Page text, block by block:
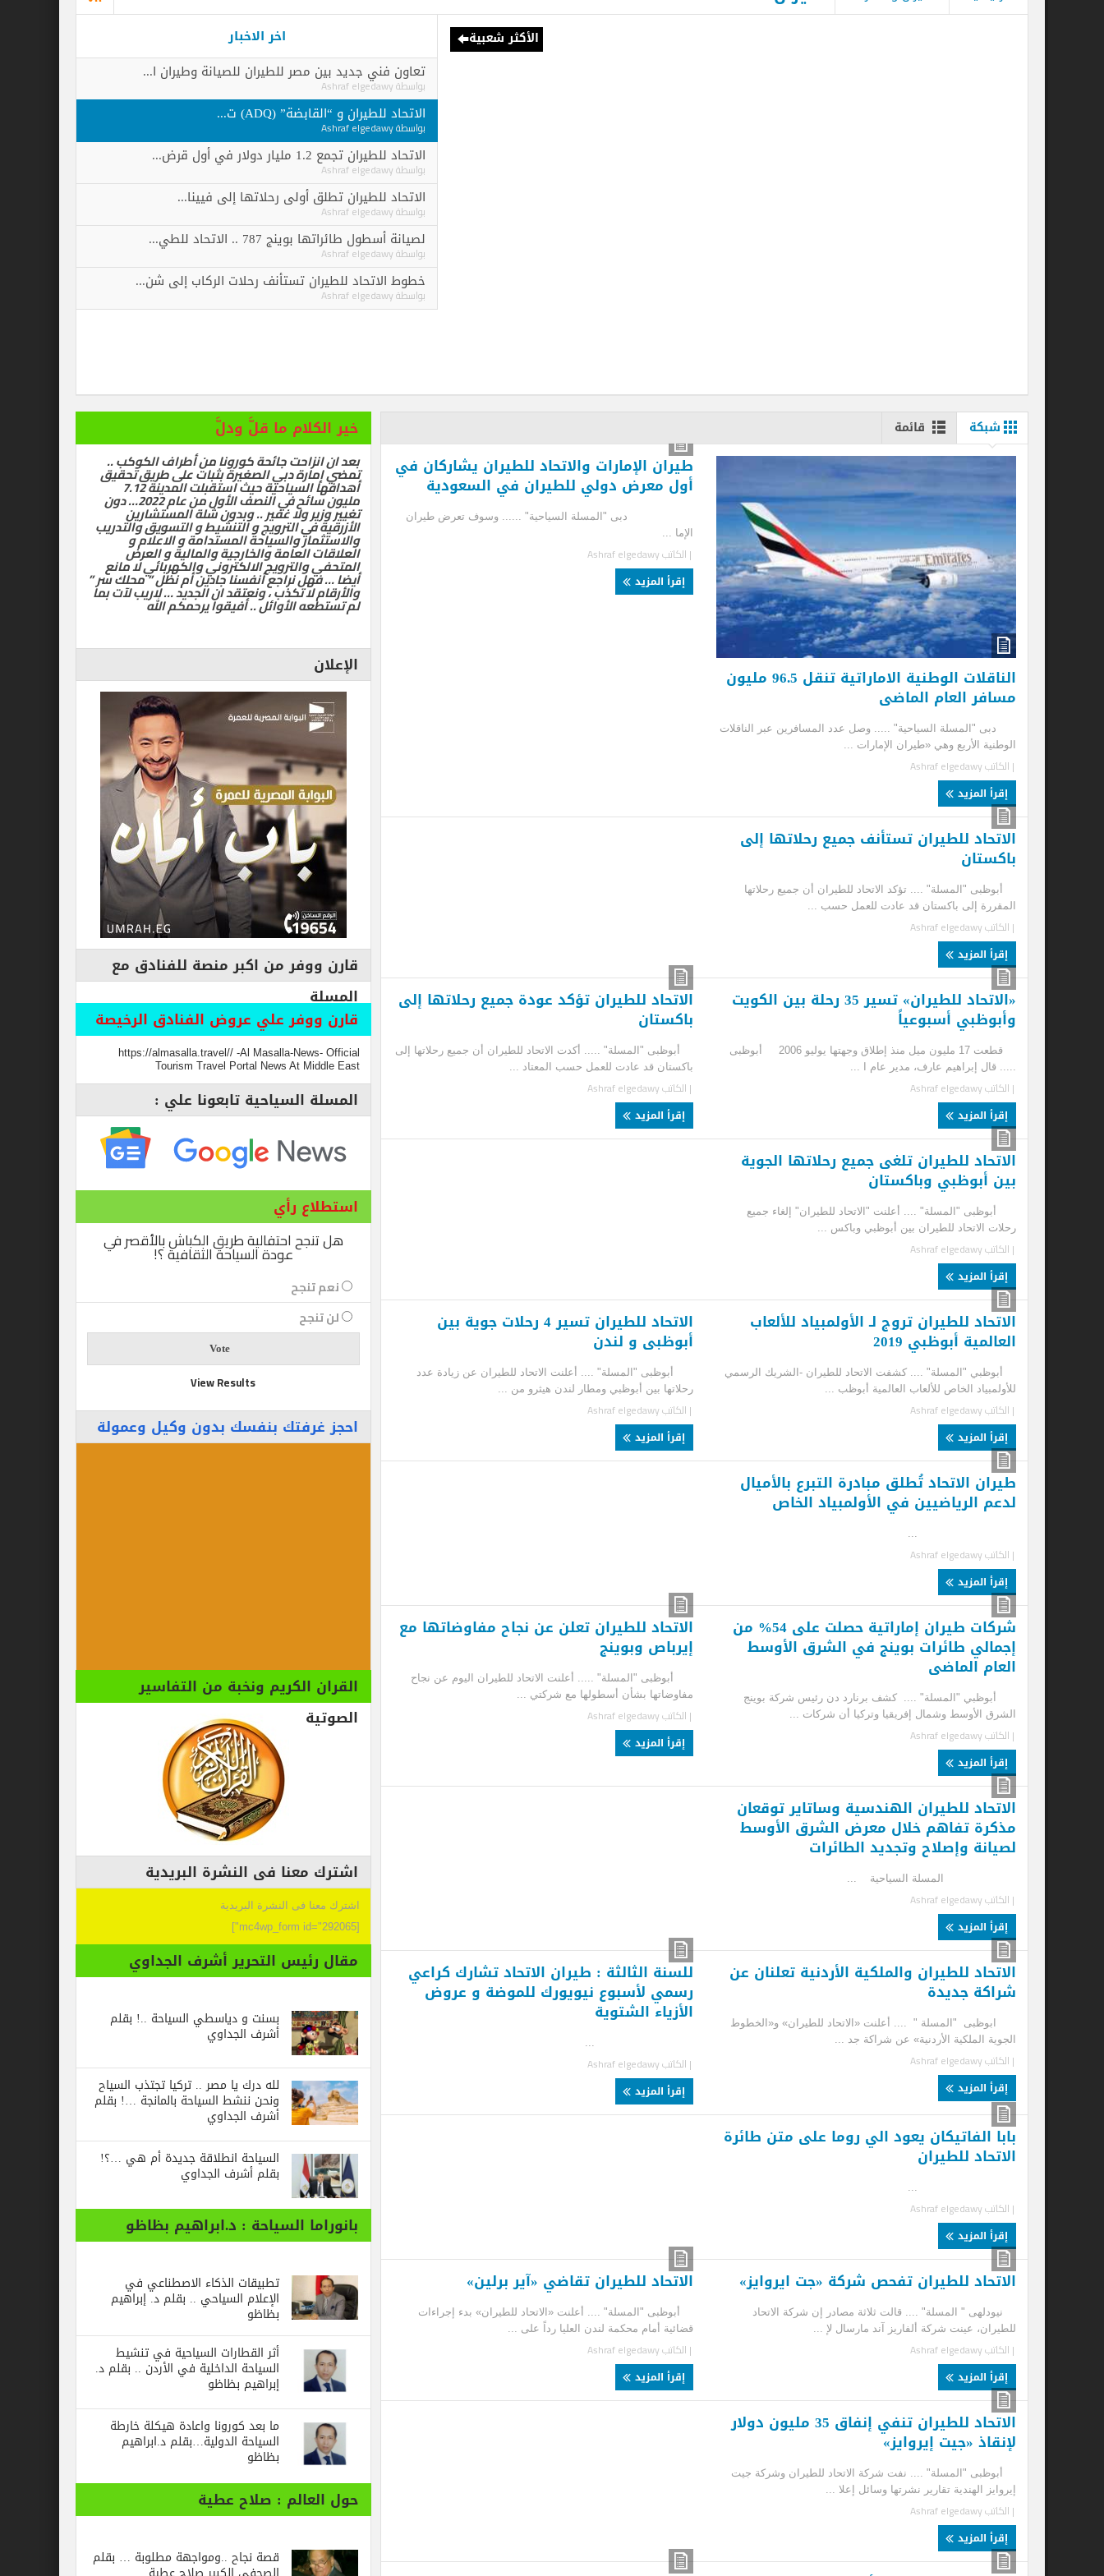
الأكثر شعبية
اخر الاخبار
تعاون فني جديد بين مصر للطيران للصيانة وطيران ا...
Ashraf elgedawy
الاتحاد للطيران و “القابضة” (ADQ) ت...
Ashraf elgedawy
الاتحاد للطيران تجمع 1.2 مليار دولار في أول قرض...
Ashraf elgedawy
Ashraf elgedawy
لصيانة أسطول طائراتها بوينج 787 .. الاتحاد للطي...
Ashraf elgedawy
خطوط الاتحاد للطيران تستأنف رحلات الركاب إلى شن...
Ashraf elgedawy
قائمة
الناقلات الوطنية الاماراتية تنقل 96.5 مليون
مسافر العام الماضى
دبى "المسلة السياحية" ..... وصل عدد المسافرين عبر الناقلات
الوطنية الأربع وهي «طيران الإمارات ...
Ashraf elgedawy
طيران الإمارات والاتحاد للطيران يشاركان في
أول معرض دولي للطيران في السعودية
دبى "المسلة السياحية" ...... وسوف تعرض طيران
الإما ...
| الكاتب Ashraf elgedawy
إقرأ المزيد
الاتحاد للطيران تستأنف جميع رحلاتها إلى
أبوظبى "المسلة" .... تؤكد الاتحاد للطيران أن جميع رحلاتها
المقررة إلى باكستان قد عادت للعمل حسب ...
Ashraf elgedawy
«الاتحاد للطيران» تسير 35 رحلة بين الكويت
وأبوظبي أسبوعياً
قطعت 17 مليون ميل منذ إطلاق وجهتها يوليو 2006 أبوظبى
..... قال إبراهيم عارف، مدير عام ا ...
Ashraf elgedawy
الاتحاد للطيران تؤكد عودة جميع رحلاتها إلى
أبوظبى "المسلة" ..... أكدت الاتحاد للطيران أن جميع رحلاتها إلى
باكستان قد عادت للعمل حسب المعتاد ...
Ashraf elgedawy
الاتحاد للطيران تلغى جميع رحلاتها الجوية
بين أبوظبي وباكستان
أبوظبى "المسلة" .... أعلنت "الاتحاد للطيران" إلغاء جميع
رحلات الاتحاد للطيران بين أبوظبي وباكس ...
Ashraf elgedawy
الاتحاد للطيران تروج لـ الأولمبياد للألعاب
العالمية أبوظبي 2019
أبوظبي "المسلة" .... كشفت الاتحاد للطيران -الشريك الرسمي
للأولمبياد الخاص للألعاب العالمية أبوظب ...
Ashraf elgedawy
الاتحاد للطيران تسير 4 رحلات جوية بين
أبوظبى و لندن
أبوظبى "المسلة" .... أعلنت الاتحاد للطيران عن زيادة عدد
رحلاتها بين أبوظبي ومطار لندن هيثرو من ...
Ashraf elgedawy
طيران الاتحاد تُطلق مبادرة التبرع بالأميال
لدعم الرياضيين في الأولمبياد الخاص
Ashraf elgedawy
شركات طيران إماراتية حصلت على 54% من
إجمالي طائرات بوينج في الشرق الأوسط
العام الماضى
أبوظبي "المسلة" .... كشف برنارد دن رئيس شركة بوينج
الشرق الأوسط وشمال إفريقيا وتركيا أن شركات ...
Ashraf elgedawy
الاتحاد للطيران تعلن عن نجاح مفاوضاتها مع
إيرباص وبوينج
أبوظبى "المسلة" ..... أعلنت الاتحاد للطيران اليوم عن نجاح
مفاوضاتها بشأن أسطولها مع شركتي ...
Ashraf elgedawy
الاتحاد للطيران الهندسية وساتاير توقعان
مذكرة تفاهم خلال معرض الشرق الأوسط
لصيانة وإصلاح وتجديد الطائرات
المسلة السياحية ...
Ashraf elgedawy
الاتحاد للطيران والملكية الأردنية تعلنان عن
شراكة جديدة
ابوظبى "المسلة " .... أعلنت «الاتحاد للطيران» و«الخطوط
الجوية الملكية الأردنية» عن شراكة جد ...
Ashraf elgedawy
للسنة الثالثة : طيران الاتحاد تشارك كراعي
رسمي لأسبوع نيويورك للموضة و عروض
الأزياء الشتوية
Ashraf elgedawy
بابا الفاتيكان يعود الي روما على متن طائرة
الاتحاد للطيران
Ashraf elgedawy
الاتحاد للطيران تفحص شركة «جت ايروايز»
نيودلهى " المسلة" .... قالت ثلاثة مصادر إن شركة الاتحاد
للطيران، عينت شركة ألفاريز آند مارسال لإ ...
Ashraf elgedawy
الاتحاد للطيران تقاضي «آير برلين»
أبوظبى "المسلة" .... أعلنت «الاتحاد للطيران» بدء إجراءات
قضائية أمام محكمة لندن العليا رداً على ...
Ashraf elgedawy
الاتحاد للطيران تنفي إنفاق 35 مليون دولار
لإنقاذ «جيت إيروايز»
أبوظبى "المسلة" .... نفت شركة الاتحاد للطيران وشركة جيت
إيروايز الهندية تقارير نشرتها وسائل إعلا ...
Ashraf elgedawy
خير الكلام ما قلَّ ودلَّ
بعد ان انزاحت جائحة كورونا من أطراف الكوكب ..
تمضي إمارة دبي الصغيرة بثبات على طريق تحقيق
أهدافها السياحية حيث استقبلت المدينة 7.12
مليون سائح في النصف الأول من عام 2022… دون
تغيير وزير ولا غفير .. وبدون شلة المستشارين
الأزرقية في الترويج و التنشيط و التسويق والتدريب
والاستثمار والسياحة المستدامة و الاعلام و
العلاقات العامة والخارجية والمالية و العرض
المتحفي والترويج الالكتروني والكهربائي لا مانع
أيضا … فهل نراجع أنفسنا جادين أم نظل ” محلك سر ”
والأرقام لا تكذب ، ونعتقد ان الجديد … لاريب لآت بما
لم تستطعه الأوائل .. أفيقوا يرحمكم الله
قارن ووفر من اكبر منصة للفنادق مع
المسلة
قارن ووفر علي عروض الفنادق الرخيصة
https://almasalla.travel// -Al Masalla-News- Official
Tourism Travel Portal News At Middle East
المسلة السياحية تابعونا علي :
استطلاع رأي
هل تنجح احتفالية طريق الكباش بالأقصر في
عودة السياحة الثقافية ؟!
نعم تنجح
View Results
احجز غرفتك بنفسك بدون وكيل وعمولة
القران الكريم ونخبة من التفاسير
اشترك معنا فى النشرة البريدية
اشترك معنا فى النشرة البريدية
مقال رئيس التحرير أشرف الجداوي
بسنت و دياسطي السياحة ..! بقلم
أشرف الجداوي
لله درك يا مصر .. تركيا تجتذب السياح
ونحن ننشط السياحة بالمانجة …! بقلم
أشرف الجداوي
السياحة انطلاقة جديدة أم هي …؟!
بقلم أشرف الجداوي
بانوراما السياحة : د.ابراهيم بظاظو
تطبيقات الذكاء الاصطناعي في
الإعلام السياحي .. بقلم د. إبراهيم
بظاظو
أثر القطارات السياحية في تنشيط
السياحة الداخلية في الأردن .. بقلم د.
إبراهيم بظاظو
ما بعد كورونا واعادة هيكلة خارطة
السياحة الدولية…بقلم د.ابراهيم
بظاظو
حول العالم : صلاح عطية
قصة نجاح ..ومواجهة مطلوبة … بقلم